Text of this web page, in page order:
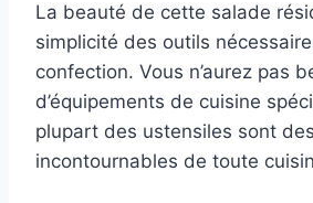
La beauté de cette salade
simplicité des outils
confection. Vous n’aurez pas
d’équipements de cuisine
plupart des ustensiles sont des
incontournables de toute